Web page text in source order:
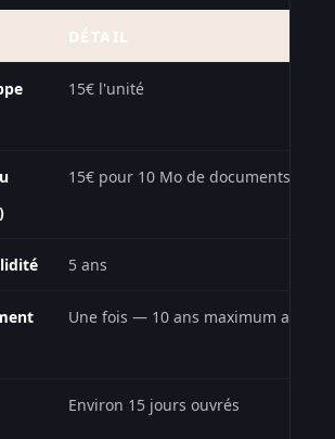
DÉTAIL
15€ l'unité
15€ pour 10 Mo de documents
5 ans
Une fois — 10 ans maximum au total
Environ 15 jours ouvrés